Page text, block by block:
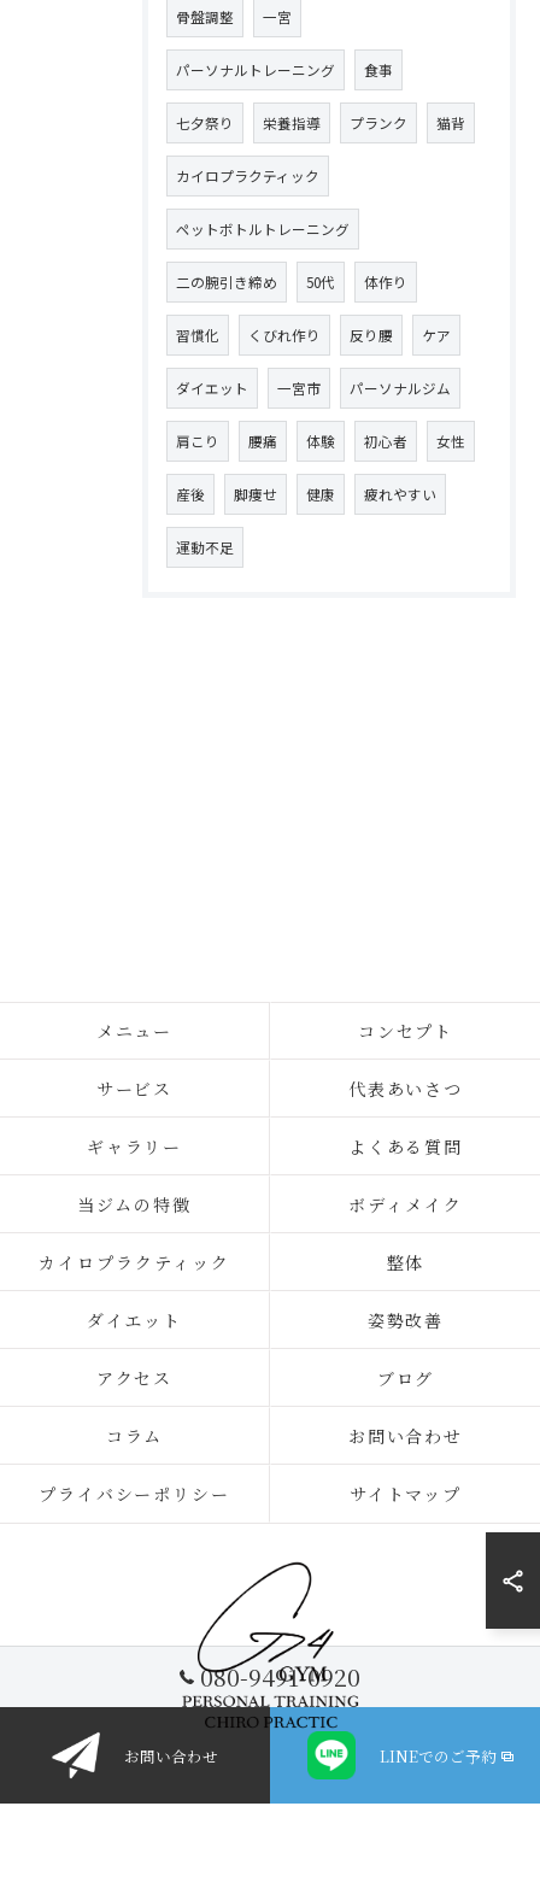
骨盤調整 一宮
パーソナルトレーニング 食事
七夕祭り 栄養指導 プランク 猫背
カイロプラクティック
ペットボトルトレーニング
二の腕引き締め 50代 体作り
習慣化 くびれ作り 反り腰 ケア
ダイエット 一宮市 パーソナルジム
肩こり 腰痛 体験 初心者 女性
産後 脚痩せ 健康 疲れやすい
運動不足
080-9491-0920
お問い合わせ LINEでのご予約
メニュー コンセプト
サービス 代表あいさつ
ギャラリー よくある質問
当ジムの特徴 ボディメイク
カイロプラクティック 整体
ダイエット 姿勢改善
アクセス ブログ
コラム お問い合わせ
プライバシーポリシー サイトマップ
© 2026 愛知県一宮市のパーソナルジムならG-4GYM ALL RIGHTS RESERVED.